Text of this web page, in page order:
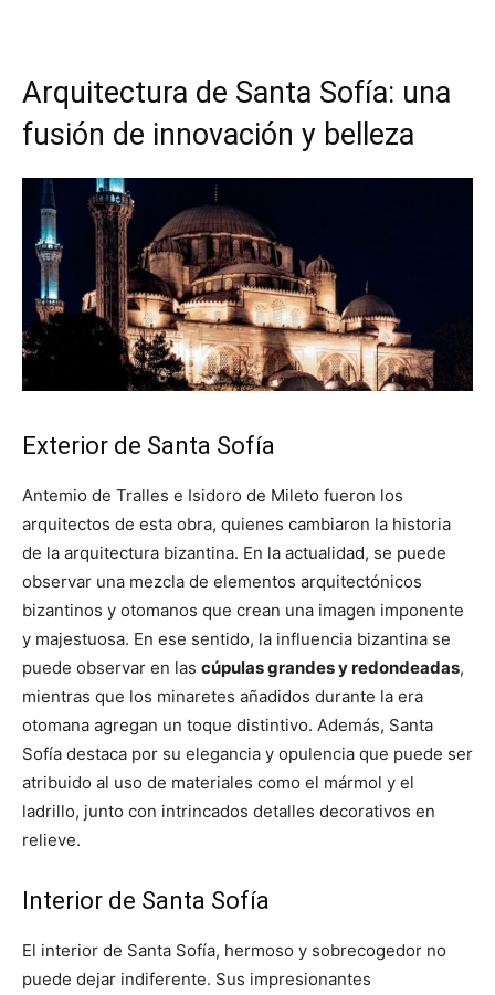
Arquitectura de Santa Sofía: una
fusión de innovación y belleza
Exterior de Santa Sofía
Antemio de Tralles e Isidoro de Mileto fueron los
arquitectos de esta obra, quienes cambiaron la historia
de la arquitectura bizantina. En la actualidad, se puede
observar una mezcla de elementos arquitectónicos
bizantinos y otomanos que crean una imagen imponente
y majestuosa. En ese sentido, la influencia bizantina se
puede observar en las cúpulas grandes y redondeadas,
mientras que los minaretes añadidos durante la era
otomana agregan un toque distintivo. Además, Santa
Sofía destaca por su elegancia y opulencia que puede ser
atribuido al uso de materiales como el mármol y el
ladrillo, junto con intrincados detalles decorativos en
relieve.
Interior de Santa Sofía
El interior de Santa Sofía, hermoso y sobrecogedor no
puede dejar indiferente. Sus impresionantes